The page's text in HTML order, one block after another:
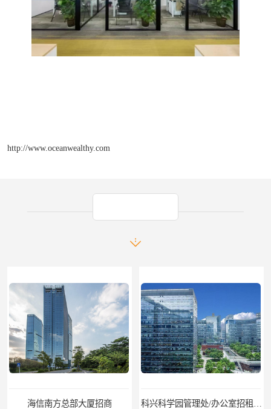
http://www.oceanwealthy.com
海信南方总部大厦招商 科兴科学园管理处/办公室招租/租金价格